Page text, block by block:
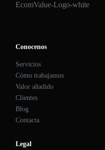
EcomValue-Logo-white
Conocenos
Servicios
Cómo trabajamos
Valor añadido
Clientes
Blog
Contacta
Legal